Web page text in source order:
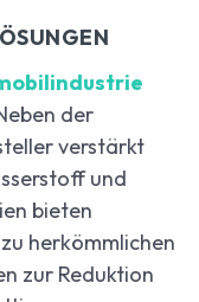
der
verstärkt
und
bieten
herkömmlichen
zur Reduktion